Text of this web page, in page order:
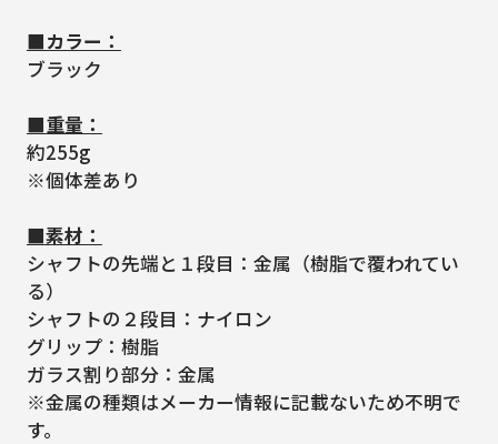
■カラー：
ブラック
■重量：
約255g
※個体差あり
■素材：
シャフトの先端と１段目：金属（樹脂で覆われてい
る）
シャフトの２段目：ナイロン
グリップ：樹脂
ガラス割り部分：金属
※金属の種類はメーカー情報に記載ないため不明で
す。